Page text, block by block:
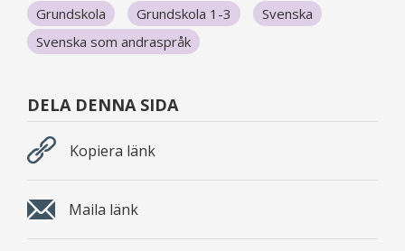
Grundskola
Grundskola 1-3
Svenska
Svenska som andraspråk
DELA DENNA SIDA
Kopiera länk
Maila länk